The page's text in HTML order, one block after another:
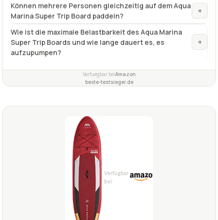
Können mehrere Personen gleichzeitig auf dem Aqua
Marina Super Trip Board paddeln?
+
Wie ist die maximale Belastbarkeit des Aqua Marina
Super Trip Boards und wie lange dauert es, es
aufzupumpen?
+
Verfuegbar beiAmazon
beste-testsieger.de